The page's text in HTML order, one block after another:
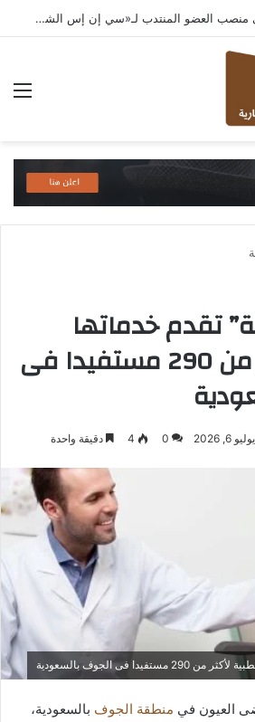
مارك فيلينتورف يتولى منصب العضو المنتدب لـ«سي إن إس الشرق الأوسط» ويشرف على شركات قطاع التكنولوجيا ضمن مجموعة غباش
تقدم خدماتها
الطبية لأكثر من 290 مستفيدا فى
يوليو 6, 2026 0
4 دقيقة واحدة
فى الجوف بالسعودية
العيون في منطقة الجوف بالسعودية،